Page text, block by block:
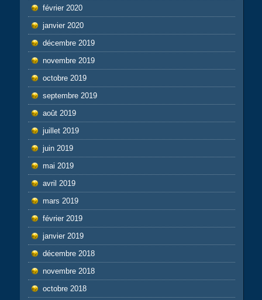
février 2020
janvier 2020
décembre 2019
novembre 2019
octobre 2019
septembre 2019
août 2019
juillet 2019
juin 2019
mai 2019
avril 2019
mars 2019
février 2019
janvier 2019
décembre 2018
novembre 2018
octobre 2018